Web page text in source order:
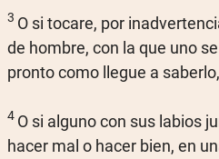
3 O si tocare, por
de hombre, con la que uno
pronto como llegue a
4 O si alguno con sus labios
hacer mal o hacer bien, en